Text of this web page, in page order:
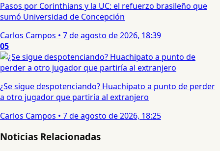
Pasos por Corinthians y la UC: el refuerzo brasileño que
sumó Universidad de Concepción
Carlos Campos • 7 de agosto de 2026, 18:39
05
¿Se sigue despotenciando? Huachipato a punto de perder
a otro jugador que partiría al extranjero
Carlos Campos • 7 de agosto de 2026, 18:25
Noticias Relacionadas